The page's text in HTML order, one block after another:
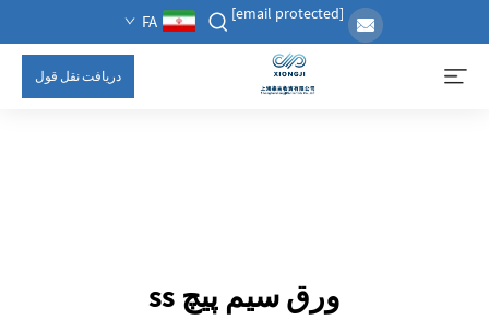
[email protected]
FA
دریافت نقل قول
ورق سیم پیچ ss